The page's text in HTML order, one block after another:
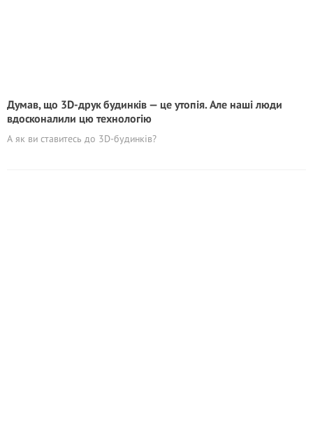
Думав, що 3D-друк будинків — це утопія. Але наші люди
вдосконалили цю технологію
А як ви ставитесь до 3D-будинків?